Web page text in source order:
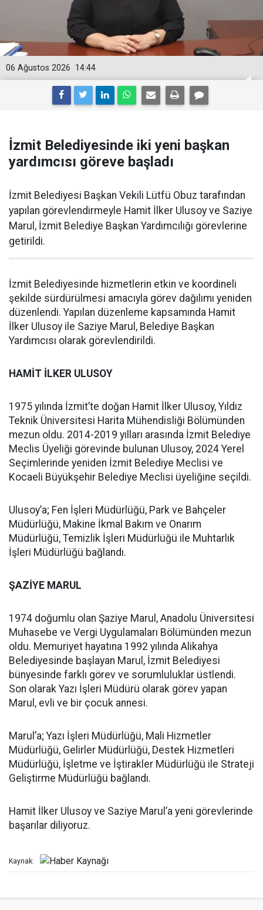
14:44
06 Ağustos 2026
İzmit Belediyesinde iki yeni başkan
yardımcısı göreve başladı
İzmit Belediyesi Başkan Vekili Lütfü Obuz tarafından
yapılan görevlendirmeyle Hamit İlker Ulusoy ve Saziye
Marul, İzmit Belediye Başkan Yardımcılığı görevlerine
getirildi.
İzmit Belediyesinde hizmetlerin etkin ve koordineli
şekilde sürdürülmesi amacıyla görev dağılımı yeniden
düzenlendi. Yapılan düzenleme kapsamında Hamit
İlker Ulusoy ile Saziye Marul, Belediye Başkan
Yardımcısı olarak görevlendirildi.
HAMİT İLKER ULUSOY
1975 yılında İzmit’te doğan Hamit İlker Ulusoy, Yıldız
Teknik Üniversitesi Harita Mühendisliği Bölümünden
mezun oldu. 2014-2019 yılları arasında İzmit Belediye
Meclis Üyeliği görevinde bulunan Ulusoy, 2024 Yerel
Seçimlerinde yeniden İzmit Belediye Meclisi ve
Kocaeli Büyükşehir Belediye Meclisi üyeliğine seçildi.
Ulusoy’a; Fen İşleri Müdürlüğü, Park ve Bahçeler
Müdürlüğü, Makine İkmal Bakım ve Onarım
Müdürlüğü, Temizlik İşleri Müdürlüğü ile Muhtarlık
İşleri Müdürlüğü bağlandı.
ŞAZİYE MARUL
1974 doğumlu olan Şaziye Marul, Anadolu Üniversitesi
Muhasebe ve Vergi Uygulamaları Bölümünden mezun
oldu. Memuriyet hayatına 1992 yılında Alikahya
Belediyesinde başlayan Marul, İzmit Belediyesi
bünyesinde farklı görev ve sorumluluklar üstlendi.
Son olarak Yazı İşleri Müdürü olarak görev yapan
Marul, evli ve bir çocuk annesi.
Marul’a; Yazı İşleri Müdürlüğü, Mali Hizmetler
Müdürlüğü, Gelirler Müdürlüğü, Destek Hizmetleri
Müdürlüğü, İşletme ve İştirakler Müdürlüğü ile Strateji
Geliştirme Müdürlüğü bağlandı.
Hamit İlker Ulusoy ve Saziye Marul’a yeni görevlerinde
başarılar diliyoruz.
Kaynak: